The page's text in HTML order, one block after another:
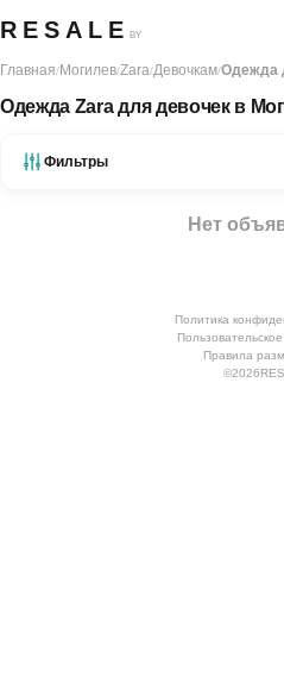
RESALE BY
Главная/Могилев/Zara/Девочкам/Одежда
Одежда Zara для девочек в
Фильтры
Нет
Политика
Правила
©2026